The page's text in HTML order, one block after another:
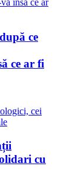
ce
ce ar fi
cu